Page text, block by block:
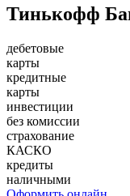
Тинькофф
дебетовые
карты
кредитные
карты
инвестиции
без комиссии
страхование
КАСКО
кредиты
наличными